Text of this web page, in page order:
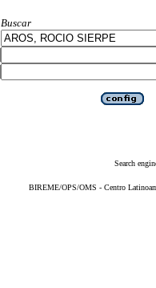
Buscar
Search
BIREME/OPS/OMS - Centro